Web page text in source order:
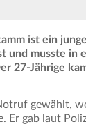
ist ein
und musste in
27-Jährige
gewählt,
Er gab laut